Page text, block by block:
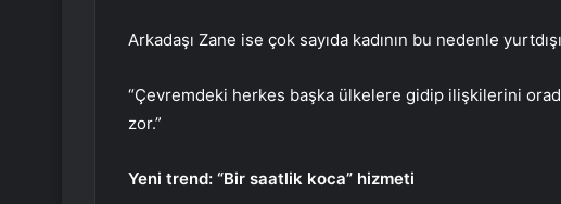
Arkadaşı Zane ise çok sayıda kadının bu nedenle
“Çevremdeki herkes başka ülkelere gidip ilişkilerini
zor.”
Yeni trend: “Bir saatlik koca” hizmeti